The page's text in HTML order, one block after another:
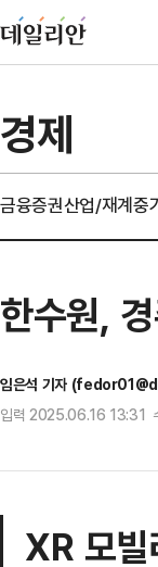
경제
금융증권산업/재계중
한수원,
임은석 기자
입력 2025.06.16 13:31
XR 모